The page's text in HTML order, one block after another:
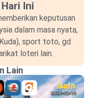
Ini
keputusan
dalam masa nyata,
sport toto, gd
loteri lain.
Lain